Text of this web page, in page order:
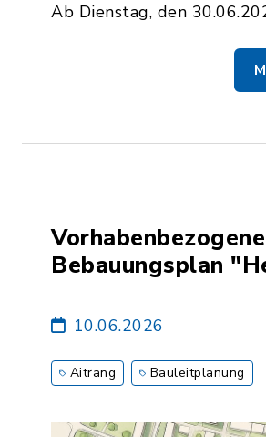
Ab Dienstag, den
Bebauungsplan
10.06.2026
Aitrang Bauleitplanung